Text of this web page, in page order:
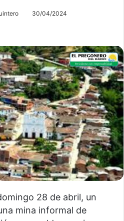
30/04/2024
28 de abril, un
mina informal de